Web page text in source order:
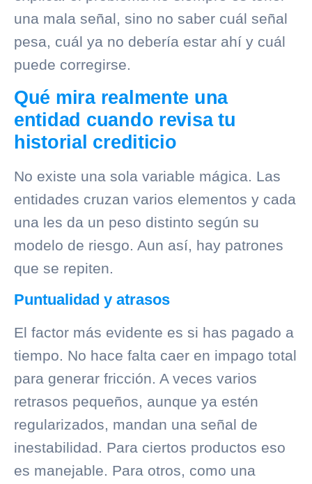
una mala señal, sino no saber cuál señal
pesa, cuál ya no debería estar ahí y cuál
puede corregirse.
Qué mira realmente una
entidad cuando revisa tu
historial crediticio
No existe una sola variable mágica. Las
entidades cruzan varios elementos y cada
una les da un peso distinto según su
modelo de riesgo. Aun así, hay patrones
que se repiten.
Puntualidad y atrasos
El factor más evidente es si has pagado a
tiempo. No hace falta caer en impago total
para generar fricción. A veces varios
retrasos pequeños, aunque ya estén
regularizados, mandan una señal de
inestabilidad. Para ciertos productos eso
es manejable. Para otros, como una